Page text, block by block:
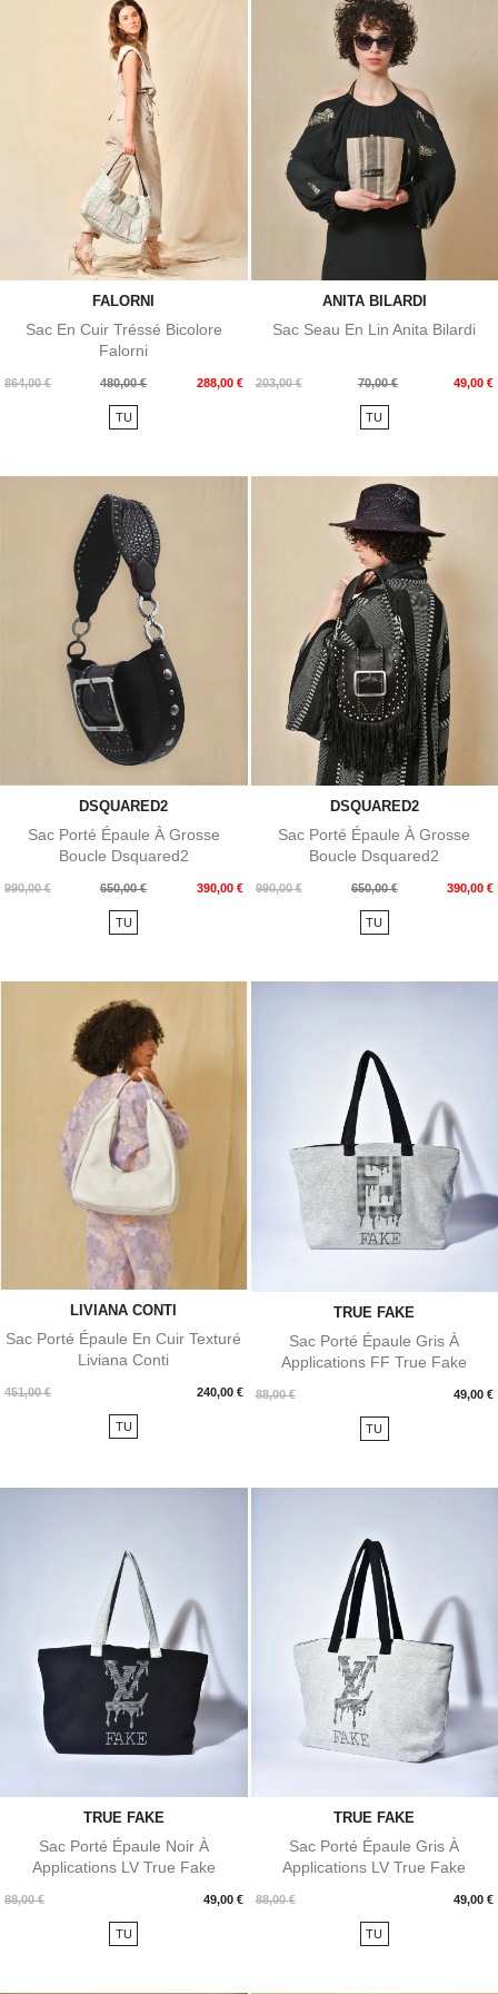
FALORNI
Sac En Cuir Tréssé Bicolore
Falorni
864,00 €
Prix
480,00 € 288,00 €
Prix
TU
ANITA BILARDI
Sac Seau En Lin Anita Bilardi
203,00 €
Prix
70,00 € 49,00 €
Prix
TU
DSQUARED2
Sac Porté Épaule À Grosse
Boucle Dsquared2
990,00 €
Prix
650,00 € 390,00 €
Prix
TU
DSQUARED2
Sac Porté Épaule À Grosse
Boucle Dsquared2
990,00 €
Prix
650,00 € 390,00 €
Prix
TU
LIVIANA CONTI
Sac Porté Épaule En Cuir Texturé
Liviana Conti
451,00 € 240,00 €
Prix
TU
TRUE FAKE
Sac Porté Épaule Gris À
Applications FF True Fake
88,00 € 49,00 €
Prix
TU
TRUE FAKE
Sac Porté Épaule Noir À
Applications LV True Fake
88,00 € 49,00 €
Prix
TU
TRUE FAKE
Sac Porté Épaule Gris À
Applications LV True Fake
88,00 € 49,00 €
Prix
TU